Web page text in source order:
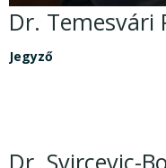
Dr. Temesvári
Jegyző